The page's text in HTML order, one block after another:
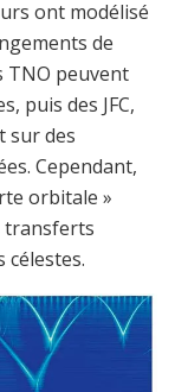
ont modélisé
de
TNO peuvent
puis des JFC,
sur des
Cependant,
orbitale »
transferts
célestes.